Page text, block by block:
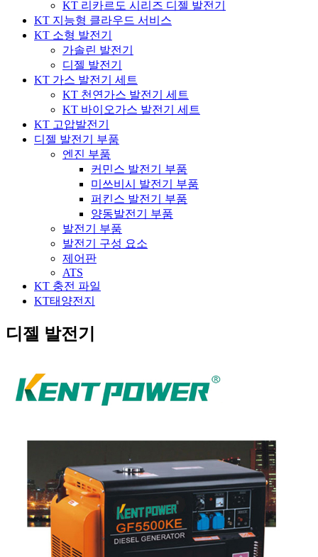
KT 리카르도 시리즈 디젤 발전기
KT 지능형 클라우드 서비스
KT 소형 발전기
가솔린 발전기
디젤 발전기
KT 가스 발전기 세트
KT 천연가스 발전기 세트
KT 바이오가스 발전기 세트
KT 고압발전기
디젤 발전기 부품
엔진 부품
커민스 발전기 부품
미쓰비시 발전기 부품
퍼킨스 발전기 부품
양동발전기 부품
발전기 부품
발전기 구성 요소
제어판
ATS
KT 충전 파일
KT태양전지
디젤 발전기